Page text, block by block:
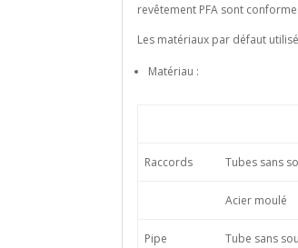
revêtement PFA sont
Les matériaux par défaut
Matériau :
Raccords Tubes sans
Acier moulé
Pipe Tube sans